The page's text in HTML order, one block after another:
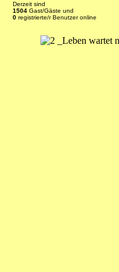
Derzeit sind
1504 Gast/Gäste und
0 registrierte/r Benutzer online